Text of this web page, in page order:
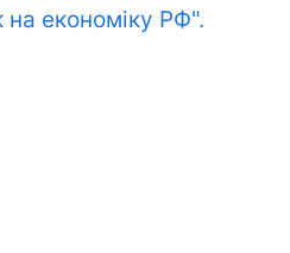
на економіку РФ".